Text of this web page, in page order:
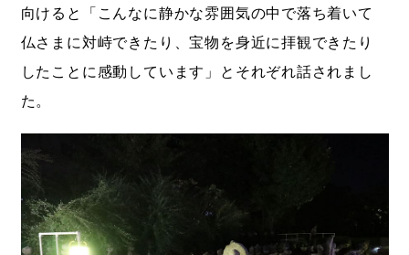
向けると「こんなに静かな雰囲気の中で落ち着いて
仏さまに対峙できたり、宝物を身近に拝観できたり
したことに感動しています」とそれぞれ話されまし
た。